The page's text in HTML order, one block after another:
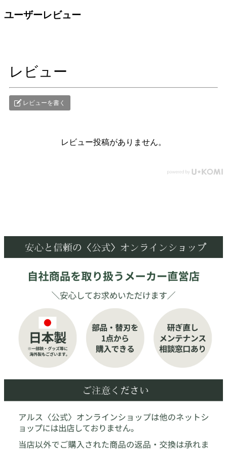
ユーザーレビュー
レビュー
レビューを書く
レビュー投稿がありません。